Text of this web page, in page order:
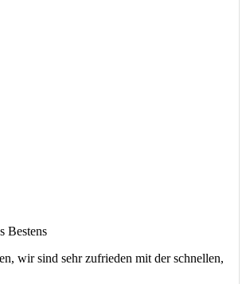
Bestens
wir sind sehr zufrieden mit der schnellen,